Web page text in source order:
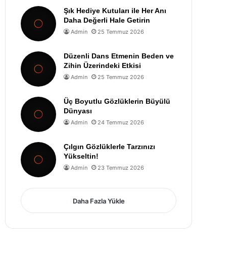
Şık Hediye Kutuları ile Her Anı
Daha Değerli Hale Getirin
Admin 25 Temmuz 2026
Düzenli Dans Etmenin Beden ve
Zihin Üzerindeki Etkisi
Admin 25 Temmuz 2026
Üç Boyutlu Gözlüklerin Büyülü
Dünyası
Admin 24 Temmuz 2026
Çılgın Gözlüklerle Tarzınızı
Yükseltin!
Admin 23 Temmuz 2026
Daha Fazla Yükle